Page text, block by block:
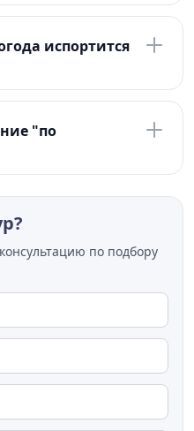
испортится
"по
по подбору